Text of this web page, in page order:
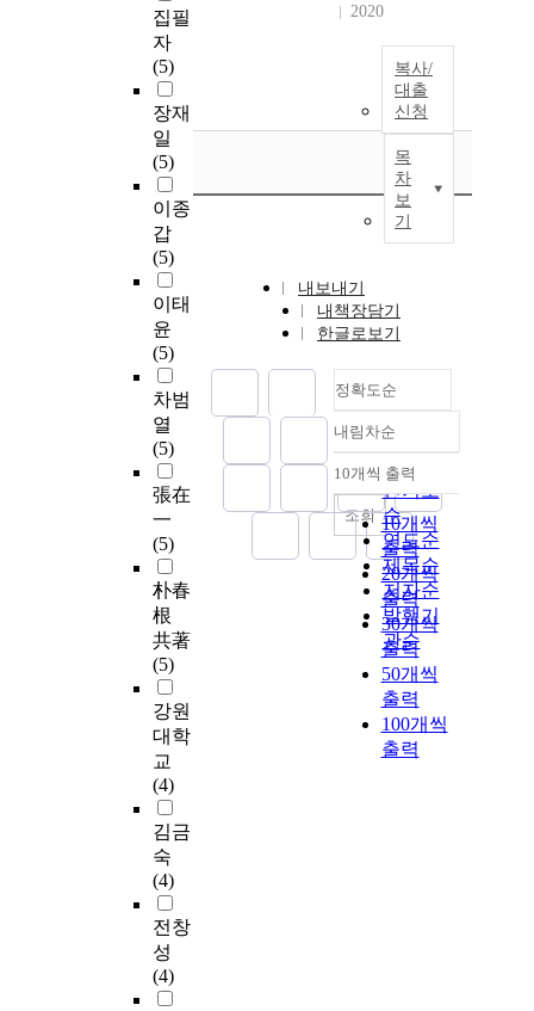
집필
자
(5)
장재
일
(5)
이종
갑
(5)
이태
윤
(5)
차범
열
(5)
張在
一
(5)
朴春
根
共著
(5)
강원
대학
교
(4)
김금
숙
(4)
전창
성
(4)
2020
복사/
대출
신청
목
차
보
기
내보내기
내책장담기
한글로보기
정확도순
정확도
순
인기도
순
연도순
제목순
저자순
발행기
관순
내림차순
내림차순
10개씩 출력
10개씩
출력
20개씩
출력
30개씩
출력
50개씩
출력
100개씩
출력
조회